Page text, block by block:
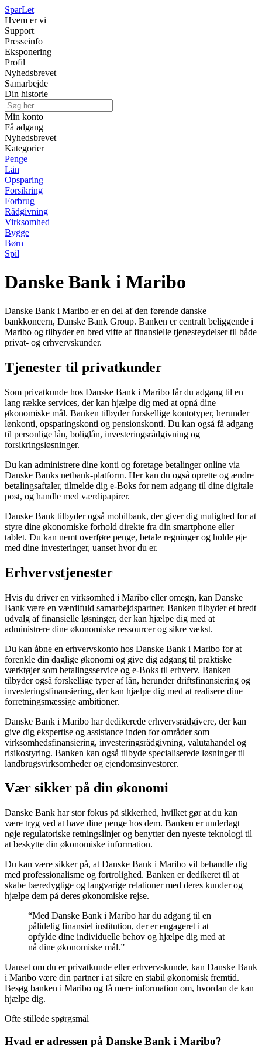
SparLet
Hvem er vi
Support
Presseinfo
Eksponering
Profil
Nyhedsbrevet
Samarbejde
Din historie
Min konto
Få adgang
Nyhedsbrevet
Kategorier
Penge
Lån
Opsparing
Forsikring
Forbrug
Rådgivning
Virksomhed
Bygge
Børn
Spil
Danske Bank i Maribo
Danske Bank i Maribo er en del af den førende danske
bankkoncern, Danske Bank Group. Banken er centralt beliggende i
Maribo og tilbyder en bred vifte af finansielle tjenesteydelser til både
privat- og erhvervskunder.
Tjenester til privatkunder
Som privatkunde hos Danske Bank i Maribo får du adgang til en
lang række services, der kan hjælpe dig med at opnå dine
økonomiske mål. Banken tilbyder forskellige kontotyper, herunder
lønkonti, opsparingskonti og pensionskonti. Du kan også få adgang
til personlige lån, boliglån, investeringsrådgivning og
forsikringsløsninger.
Du kan administrere dine konti og foretage betalinger online via
Danske Banks netbank-platform. Her kan du også oprette og ændre
betalingsaftaler, tilmelde dig e-Boks for nem adgang til dine digitale
post, og handle med værdipapirer.
Danske Bank tilbyder også mobilbank, der giver dig mulighed for at
styre dine økonomiske forhold direkte fra din smartphone eller
tablet. Du kan nemt overføre penge, betale regninger og holde øje
med dine investeringer, uanset hvor du er.
Erhvervstjenester
Hvis du driver en virksomhed i Maribo eller omegn, kan Danske
Bank være en værdifuld samarbejdspartner. Banken tilbyder et bredt
udvalg af finansielle løsninger, der kan hjælpe dig med at
administrere dine økonomiske ressourcer og sikre vækst.
Du kan åbne en erhvervskonto hos Danske Bank i Maribo for at
forenkle din daglige økonomi og give dig adgang til praktiske
værktøjer som betalingsservice og e-Boks til erhverv. Banken
tilbyder også forskellige typer af lån, herunder driftsfinansiering og
investeringsfinansiering, der kan hjælpe dig med at realisere dine
forretningsmæssige ambitioner.
Danske Bank i Maribo har dedikerede erhvervsrådgivere, der kan
give dig ekspertise og assistance inden for områder som
virksomhedsfinansiering, investeringsrådgivning, valutahandel og
risikostyring. Banken kan også tilbyde specialiserede løsninger til
landbrugsvirksomheder og ejendomsinvestorer.
Vær sikker på din økonomi
Danske Bank har stor fokus på sikkerhed, hvilket gør at du kan
være tryg ved at have dine penge hos dem. Banken er underlagt
nøje regulatoriske retningslinjer og benytter den nyeste teknologi til
at beskytte din økonomiske information.
Du kan være sikker på, at Danske Bank i Maribo vil behandle dig
med professionalisme og fortrolighed. Banken er dedikeret til at
skabe bæredygtige og langvarige relationer med deres kunder og
hjælpe dem på deres økonomiske rejse.
“Med Danske Bank i Maribo har du adgang til en
pålidelig finansiel institution, der er engageret i at
opfylde dine individuelle behov og hjælpe dig med at
nå dine økonomiske mål.”
Uanset om du er privatkunde eller erhvervskunde, kan Danske Bank
i Maribo være din partner i at sikre en stabil økonomisk fremtid.
Besøg banken i Maribo og få mere information om, hvordan de kan
hjælpe dig.
Ofte stillede spørgsmål
Hvad er adressen på Danske Bank i Maribo?